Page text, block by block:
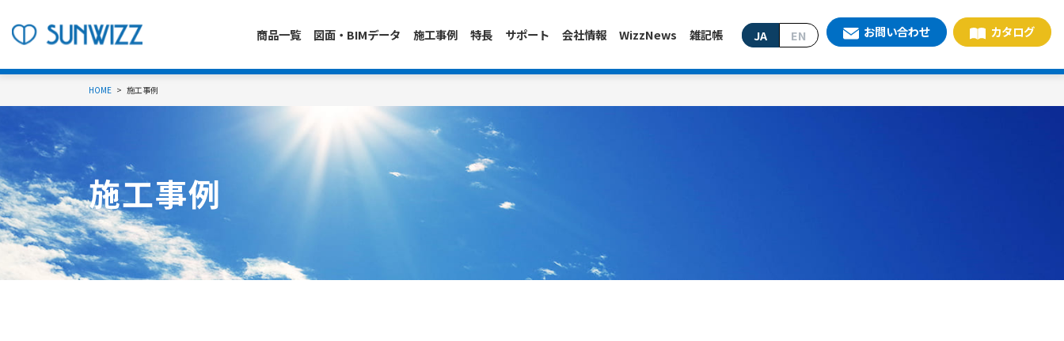
商品一覧 図面・BIMデータ 施工事例 特長 サポート 会社情報 WizzNews 雑記帳 JA EN お問い合わせ カタログ
HOME 施工事例
施工事例